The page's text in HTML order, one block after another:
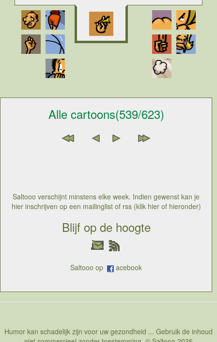
Alle cartoons(539/623)
Saltooo verschijnt minstens elke week. Indien gewenst kan je
hier inschrijven op een mailinglist of rss (klik hier of hieronder)
Blijf op de hoogte
Saltooo op acebook
Humor kan schadelijk zijn voor uw gezondheid ... Gebruik de inhoud